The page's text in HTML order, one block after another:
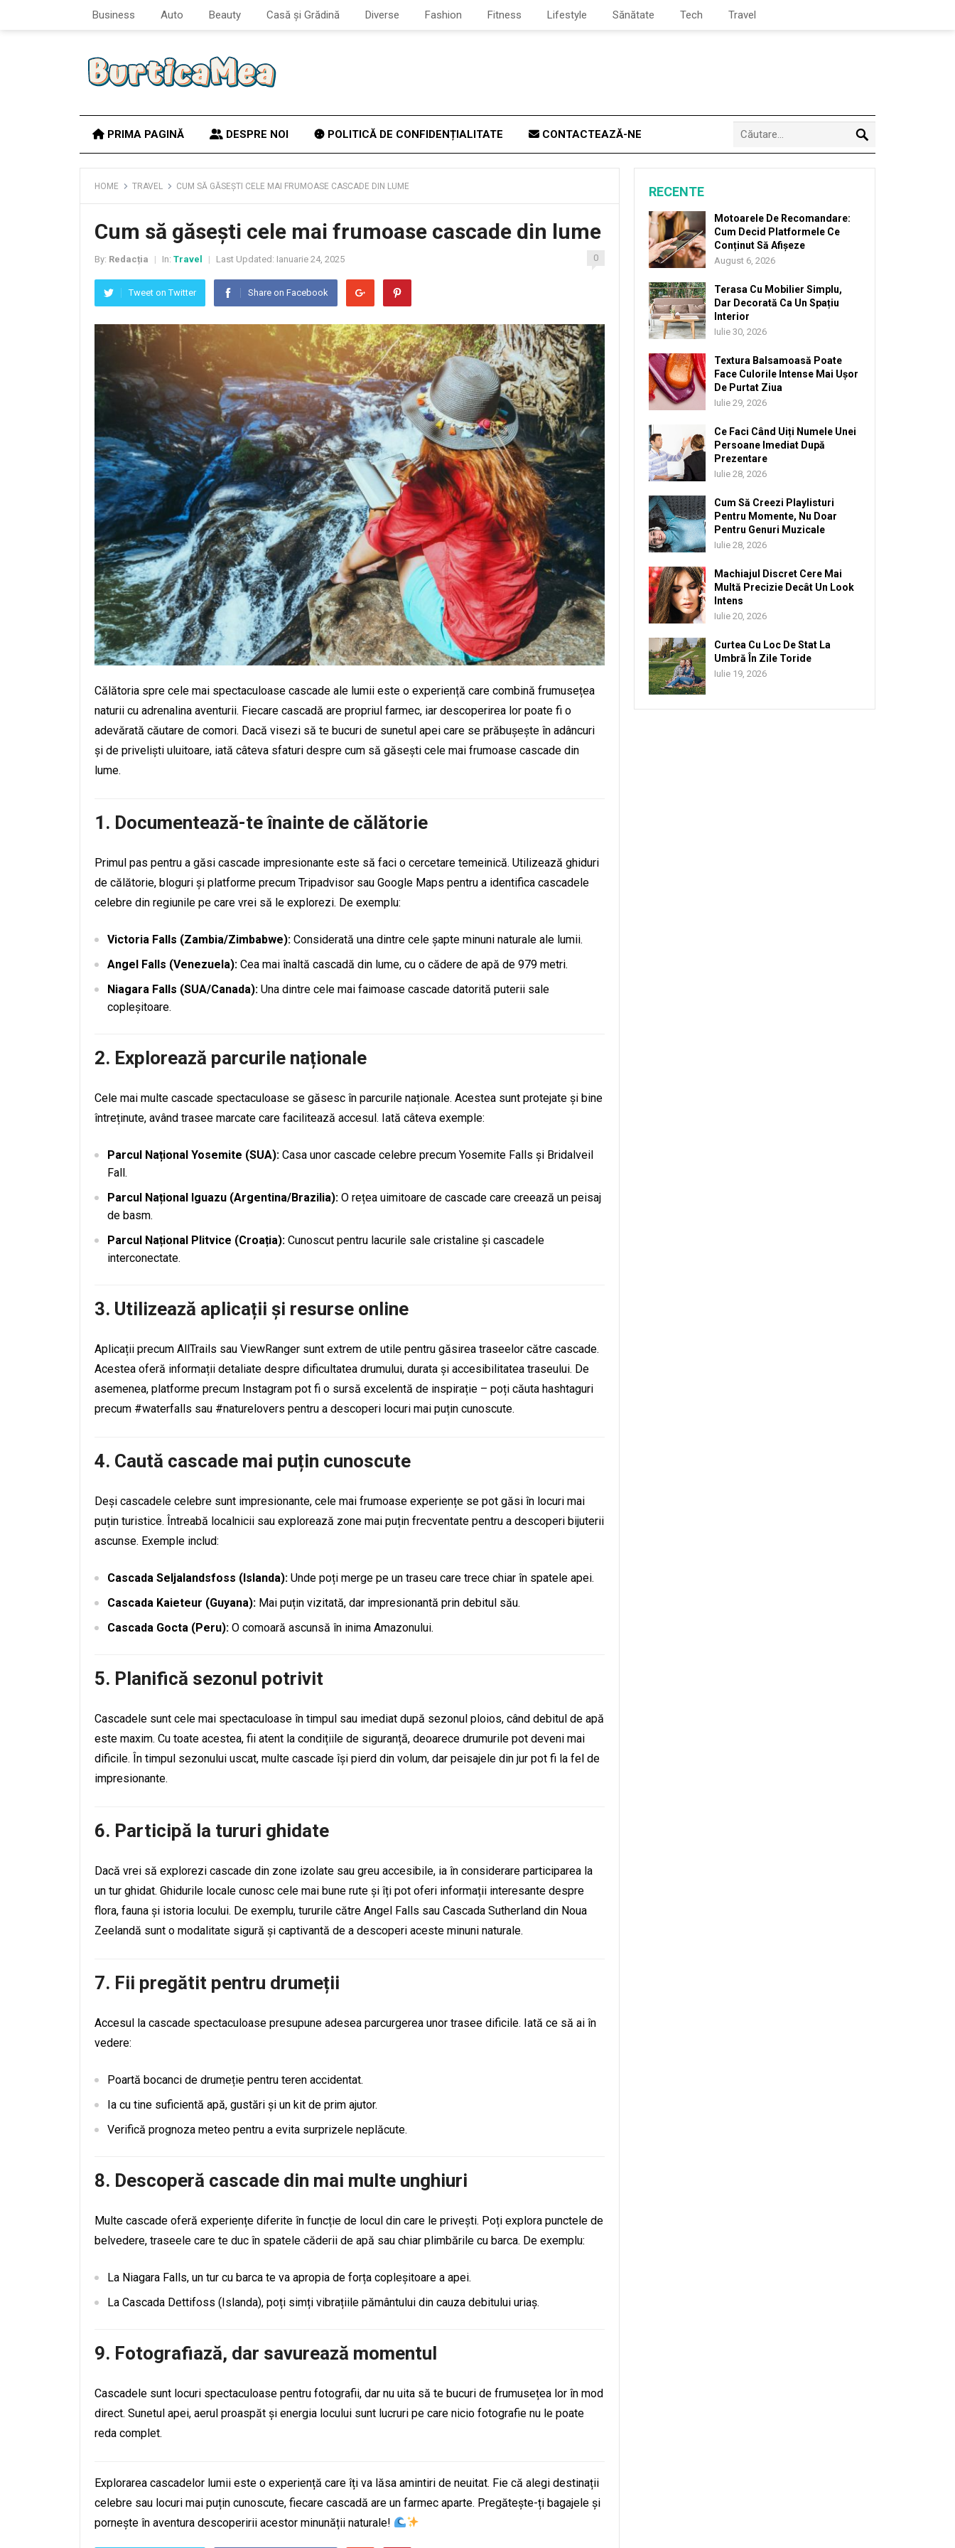
Business Auto Beauty Casă și Grădină Diverse Fashion Fitness Lifestyle Sănătate Tech Travel
PRIMA PAGINĂ DESPRE NOI POLITICĂ DE CONFIDENȚIALITATE CONTACTEAZĂ-NE
HOME TRAVEL CUM SĂ GĂSEȘTI CELE MAI FRUMOASE CASCADE DIN LUME
Cum să găsești cele mai frumoase cascade din lume
By: Redacția In: Travel Last Updated: Ianuarie 24, 2025 0
Tweet on Twitter Share on Facebook
Călătoria spre cele mai spectaculoase cascade ale lumii este o experiență care combină frumusețea
naturii cu adrenalina aventurii. Fiecare cascadă are propriul farmec, iar descoperirea lor poate fi o
adevărată căutare de comori. Dacă visezi să te bucuri de sunetul apei care se prăbușește în adâncuri
și de priveliști uluitoare, iată câteva sfaturi despre cum să găsești cele mai frumoase cascade din
lume.
1. Documentează-te înainte de călătorie
Primul pas pentru a găsi cascade impresionante este să faci o cercetare temeinică. Utilizează ghiduri
de călătorie, bloguri și platforme precum Tripadvisor sau Google Maps pentru a identifica cascadele
celebre din regiunile pe care vrei să le explorezi. De exemplu:
Victoria Falls (Zambia/Zimbabwe): Considerată una dintre cele șapte minuni naturale ale lumii.
Angel Falls (Venezuela): Cea mai înaltă cascadă din lume, cu o cădere de apă de 979 metri.
Niagara Falls (SUA/Canada): Una dintre cele mai faimoase cascade datorită puterii sale
copleșitoare.
2. Explorează parcurile naționale
Cele mai multe cascade spectaculoase se găsesc în parcurile naționale. Acestea sunt protejate și bine
întreținute, având trasee marcate care facilitează accesul. Iată câteva exemple:
Parcul Național Yosemite (SUA): Casa unor cascade celebre precum Yosemite Falls și Bridalveil
Fall.
Parcul Național Iguazu (Argentina/Brazilia): O rețea uimitoare de cascade care creează un peisaj
de basm.
Parcul Național Plitvice (Croația): Cunoscut pentru lacurile sale cristaline și cascadele
interconectate.
3. Utilizează aplicații și resurse online
Aplicații precum AllTrails sau ViewRanger sunt extrem de utile pentru găsirea traseelor către cascade.
Acestea oferă informații detaliate despre dificultatea drumului, durata și accesibilitatea traseului. De
asemenea, platforme precum Instagram pot fi o sursă excelentă de inspirație – poți căuta hashtaguri
precum #waterfalls sau #naturelovers pentru a descoperi locuri mai puțin cunoscute.
4. Caută cascade mai puțin cunoscute
Deși cascadele celebre sunt impresionante, cele mai frumoase experiențe se pot găsi în locuri mai
puțin turistice. Întreabă localnicii sau explorează zone mai puțin frecventate pentru a descoperi bijuterii
ascunse. Exemple includ:
Cascada Seljalandsfoss (Islanda): Unde poți merge pe un traseu care trece chiar în spatele apei.
Cascada Kaieteur (Guyana): Mai puțin vizitată, dar impresionantă prin debitul său.
Cascada Gocta (Peru): O comoară ascunsă în inima Amazonului.
5. Planifică sezonul potrivit
Cascadele sunt cele mai spectaculoase în timpul sau imediat după sezonul ploios, când debitul de apă
este maxim. Cu toate acestea, fii atent la condițiile de siguranță, deoarece drumurile pot deveni mai
dificile. În timpul sezonului uscat, multe cascade își pierd din volum, dar peisajele din jur pot fi la fel de
impresionante.
6. Participă la tururi ghidate
Dacă vrei să explorezi cascade din zone izolate sau greu accesibile, ia în considerare participarea la
un tur ghidat. Ghidurile locale cunosc cele mai bune rute și îți pot oferi informații interesante despre
flora, fauna și istoria locului. De exemplu, tururile către Angel Falls sau Cascada Sutherland din Noua
Zeelandă sunt o modalitate sigură și captivantă de a descoperi aceste minuni naturale.
7. Fii pregătit pentru drumeții
Accesul la cascade spectaculoase presupune adesea parcurgerea unor trasee dificile. Iată ce să ai în
vedere:
Poartă bocanci de drumeție pentru teren accidentat.
Ia cu tine suficientă apă, gustări și un kit de prim ajutor.
Verifică prognoza meteo pentru a evita surprizele neplăcute.
8. Descoperă cascade din mai multe unghiuri
Multe cascade oferă experiențe diferite în funcție de locul din care le privești. Poți explora punctele de
belvedere, traseele care te duc în spatele căderii de apă sau chiar plimbările cu barca. De exemplu:
La Niagara Falls, un tur cu barca te va apropia de forța copleșitoare a apei.
La Cascada Dettifoss (Islanda), poți simți vibrațiile pământului din cauza debitului uriaș.
9. Fotografiază, dar savurează momentul
Cascadele sunt locuri spectaculoase pentru fotografii, dar nu uita să te bucuri de frumusețea lor în mod
direct. Sunetul apei, aerul proaspăt și energia locului sunt lucruri pe care nicio fotografie nu le poate
reda complet.
Explorarea cascadelor lumii este o experiență care îți va lăsa amintiri de neuitat. Fie că alegi destinații
celebre sau locuri mai puțin cunoscute, fiecare cascadă are un farmec aparte. Pregătește-ți bagajele și
pornește în aventura descoperirii acestor minunății naturale!
RECENTE
Motoarele De Recomandare:
Cum Decid Platformele Ce
Conținut Să Afișeze
August 6, 2026
Terasa Cu Mobilier Simplu,
Dar Decorată Ca Un Spațiu
Interior
Iulie 30, 2026
Textura Balsamoasă Poate
Face Culorile Intense Mai Ușor
De Purtat Ziua
Iulie 29, 2026
Ce Faci Când Uiți Numele Unei
Persoane Imediat După
Prezentare
Iulie 28, 2026
Cum Să Creezi Playlisturi
Pentru Momente, Nu Doar
Pentru Genuri Muzicale
Iulie 28, 2026
Machiajul Discret Cere Mai
Multă Precizie Decât Un Look
Intens
Iulie 20, 2026
Curtea Cu Loc De Stat La
Umbră În Zile Toride
Iulie 19, 2026